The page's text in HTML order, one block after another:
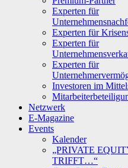
Experten für
Experten für
Experten für
Experten für
Investoren im
Netzwerk
E-Magazine
Events
Kalender
„PRIVATE
TRIFFT…“